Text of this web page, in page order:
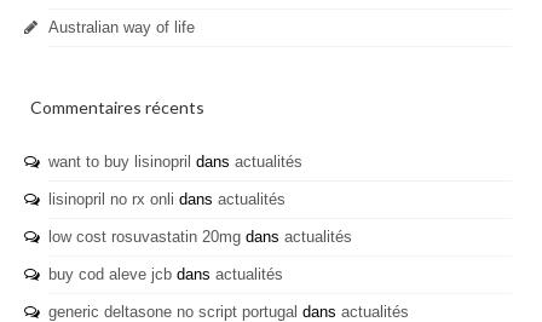
Australian way of life
Commentaires récents
want to buy lisinopril dans actualités
lisinopril no rx onli dans actualités
low cost rosuvastatin 20mg dans actualités
buy cod aleve jcb dans actualités
generic deltasone no script portugal dans actualités